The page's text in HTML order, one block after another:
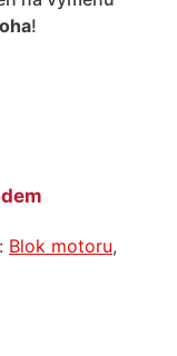
!
Blok motoru,